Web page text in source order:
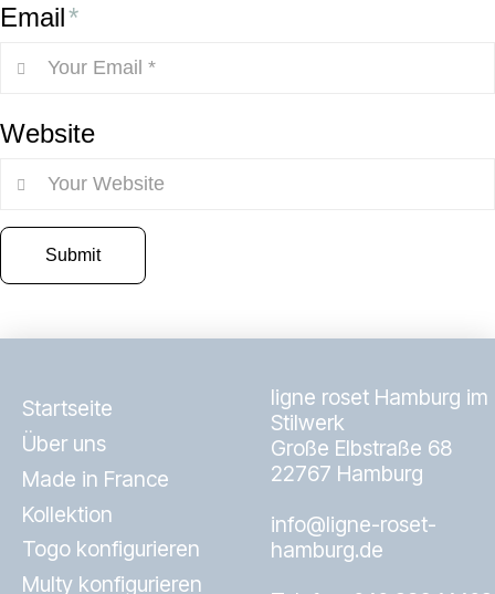
Email*
Website
Startseite
Über uns
Made in France
Kollektion
Togo konfigurieren
Multy konfigurieren
ligne roset Hamburg im
Stilwerk
Große Elbstraße 68
22767 Hamburg
info@ligne-roset-
hamburg.de